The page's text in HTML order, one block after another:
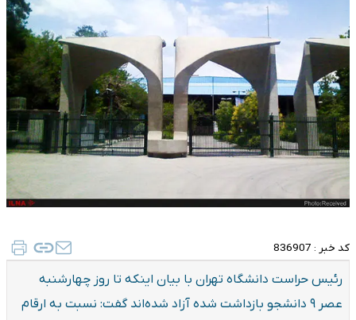
کد خبر : 836907
رئیس حراست دانشگاه تهران با بیان اینکه تا روز چهارشنبه
عصر ۹ دانشجو بازداشت شده آزاد شده‌اند گفت: نسبت به ارقام